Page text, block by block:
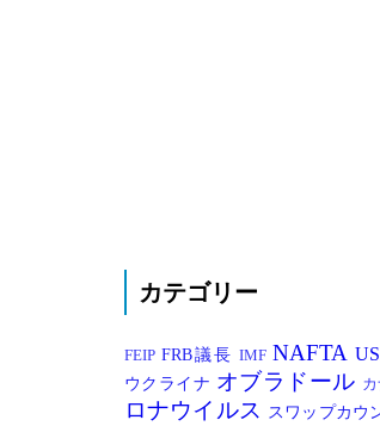
カテゴリー
FEIP FRB議長IMFNAFTA
ウクライナ オブラドール
ロナウイルス
スワップカウ